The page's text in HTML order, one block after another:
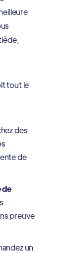
tout le
des
de
de
preuve
un